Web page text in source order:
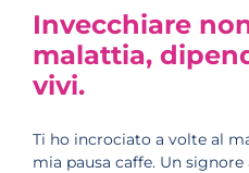
Invecchiare
malattia,
vivi.
Ti ho incrociato a volte al
mia pausa caffe. Un